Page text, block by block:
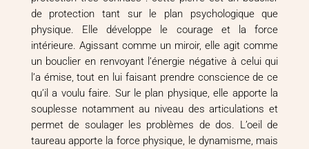
de protection tant sur le plan psychologique que
physique. Elle développe le courage et la force
intérieure. Agissant comme un miroir, elle agit comme
un bouclier en renvoyant l’énergie négative à celui qui
l’a émise, tout en lui faisant prendre conscience de ce
qu’il a voulu faire. Sur le plan physique, elle apporte la
souplesse notamment au niveau des articulations et
permet de soulager les problèmes de dos. L’oeil de
taureau apporte la force physique, le dynamisme, mais